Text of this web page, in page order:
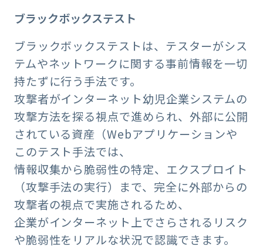
ブラックボックステスト
ブラックボックステストは、テスターがシス
テムやネットワークに関する事前情報を一切
持たずに行う手法です。
攻撃者がインターネット幼児企業システムの
攻撃方法を探る視点で進められ、外部に公開
されている資産（Webアプリケーションや
このテスト手法では、
情報収集から脆弱性の特定、エクスプロイト
（攻撃手法の実行）まで、完全に外部からの
攻撃者の視点で実施されるため、
企業がインターネット上でさらされるリスク
や脆弱性をリアルな状況で認識できます。